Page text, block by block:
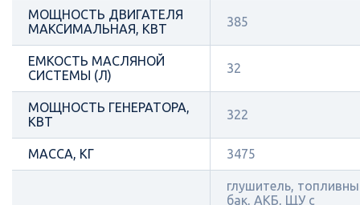
МОЩНОСТЬ ДВИГАТЕЛЯ
МАКСИМАЛЬНАЯ, КВТ
385
ЕМКОСТЬ МАСЛЯНОЙ
СИСТЕМЫ (Л)
32
МОЩНОСТЬ ГЕНЕРАТОРА,
КВТ
322
МАССА, КГ 3475
глушитель,
бак, АКБ, ЩУ с